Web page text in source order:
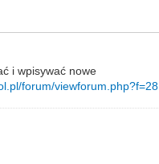
i wpisywać nowe
forum/viewforum.php?f=28